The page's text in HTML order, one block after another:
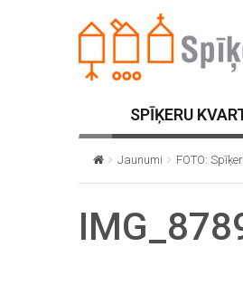
SPĪĶERU
Jaunumi FOTO: